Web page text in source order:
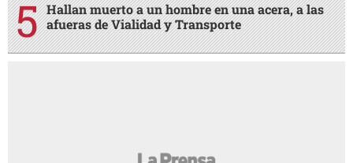
Hallan muerto a un hombre en una acera, a las
afueras de Vialidad y Transporte